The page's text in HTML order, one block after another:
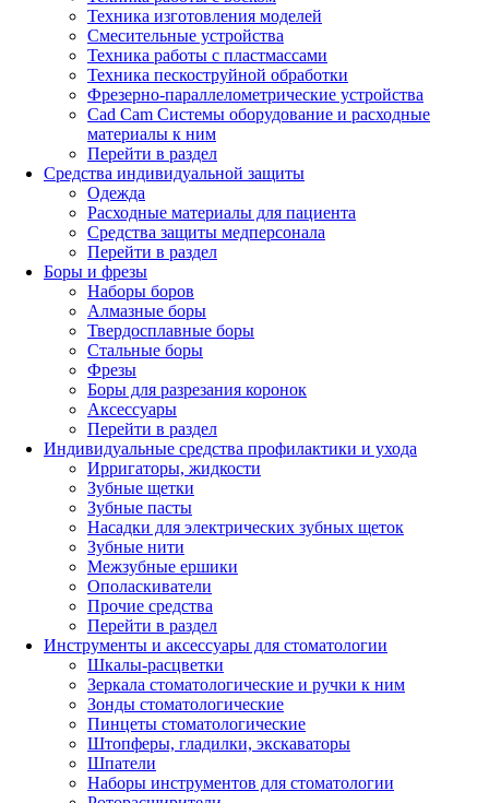
Техника изготовления моделей
Смесительные устройства
Техника работы с пластмассами
Техника пескоструйной обработки
Фрезерно-параллелометрические устройства
Cad Cam Системы оборудование и расходные
материалы к ним
Перейти в раздел
Средства индивидуальной защиты
Одежда
Расходные материалы для пациента
Средства защиты медперсонала
Перейти в раздел
Боры и фрезы
Наборы боров
Алмазные боры
Твердосплавные боры
Стальные боры
Фрезы
Боры для разрезания коронок
Аксессуары
Перейти в раздел
Индивидуальные средства профилактики и ухода
Ирригаторы, жидкости
Зубные щетки
Зубные пасты
Насадки для электрических зубных щеток
Зубные нити
Межзубные ершики
Ополаскиватели
Прочие средства
Перейти в раздел
Инструменты и аксессуары для стоматологии
Шкалы-расцветки
Зеркала стоматологические и ручки к ним
Зонды стоматологические
Пинцеты стоматологические
Штопферы, гладилки, экскаваторы
Шпатели
Наборы инструментов для стоматологии